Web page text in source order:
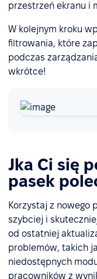
przestrzeń ekranu i
W kolejnym kroku
filtrowania, które
podczas
wkrótce!
Jka Ci się
pasek
Korzystaj z nowego
szybciej i
od ostatniej
problemów, takich
niedostępnych
pracowników z